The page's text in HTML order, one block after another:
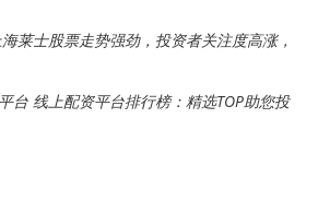
莱士股票走势强劲，投资者关注度高涨，
台 线上配资平台排行榜：精选TOP助您投